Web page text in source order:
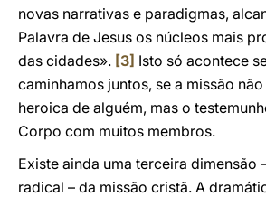
novas narrativas e paradigmas,
Palavra de Jesus os núcleos mais
das cidades». [3] Isto só acontece
caminhamos juntos, se a missão
heroica de alguém, mas o
Corpo com muitos membros.
Existe ainda uma terceira dimensão
radical – da missão cristã. A